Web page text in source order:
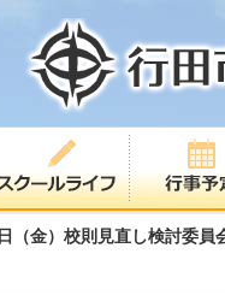
（金）校則見直し検討委員